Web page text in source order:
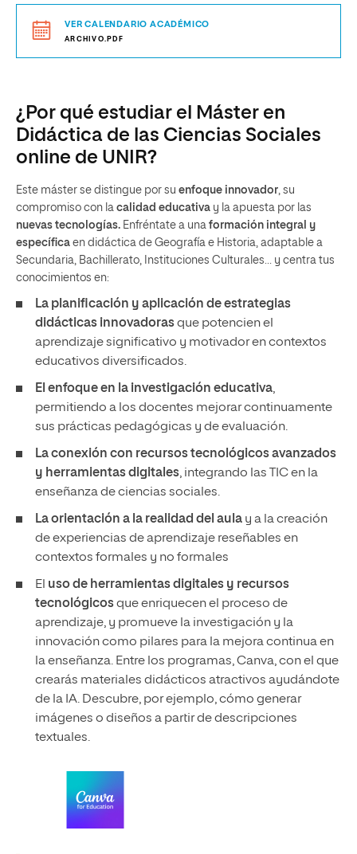
VER CALENDARIO ACADÉMICO
ARCHIVO.PDF
¿Por qué estudiar el Máster en
Didáctica de las Ciencias Sociales
online de UNIR?
Este máster se distingue por su enfoque innovador, su
compromiso con la calidad educativa y la apuesta por las
nuevas tecnologías. Enfréntate a una formación integral y
específica en didáctica de Geografía e Historia, adaptable a
Secundaria, Bachillerato, Instituciones Culturales… y centra tus
conocimientos en:
La planificación y aplicación de estrategias
didácticas innovadorasque potencien el
aprendizaje significativo y motivador en contextos
educativos diversificados.
El enfoque en la investigación educativa,
permitiendo a los docentes mejorar continuamente
sus prácticas pedagógicas y de evaluación.
La conexión con recursos tecnológicos avanzados
y herramientas digitales, integrando las TIC en la
enseñanza de ciencias sociales.
La orientación a la realidad del aula y a la creación
de experiencias de aprendizaje reseñables en
contextos formales y no formales
El uso de herramientas digitales y recursos
tecnológicosque enriquecen el proceso de
aprendizaje, y promueve la investigación y la
innovación como pilares para la mejora continua en
la enseñanza. Entre los programas, Canva, con el que
crearás materiales didácticos atractivos ayudándote
de la IA. Descubre, por ejemplo, cómo generar
imágenes o diseños a partir de descripciones
textuales.